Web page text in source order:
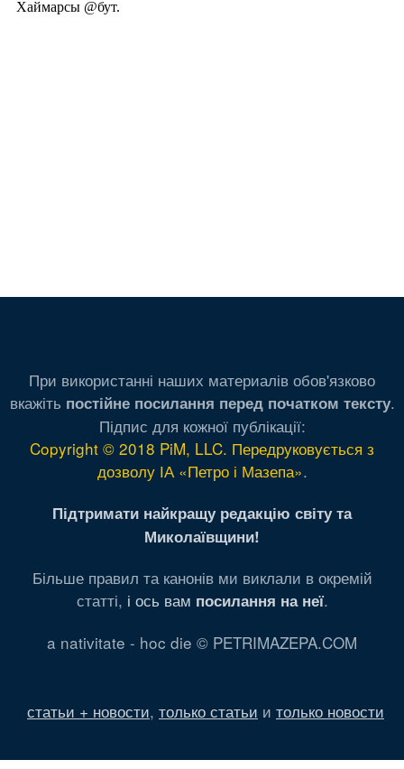
При використанні наших материалів обов'язково
вкажіть постійне посилання перед початком тексту.
Підпис для кожної публікації:
Copyright © 2018 PiM, LLC. Передруковується з
дозволу ІА «Петро і Мазепа».
Підтримати найкращу редакцію світу та
Миколаївщини!
Більше правил та канонів ми виклали в окремій
статті, і ось вам посилання на неї.
a nativitate - hoc die © PETRIMAZEPA.COM
статьи + новости, только статьи и только новости